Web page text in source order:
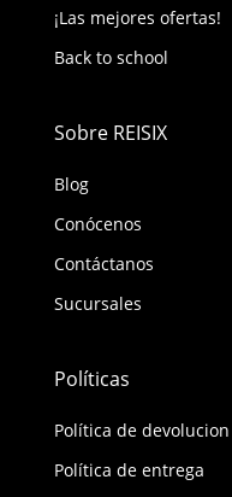
¡Las mejores ofertas!
Back to school
Sobre REISIX
Blog
Conócenos
Contáctanos
Sucursales
Políticas
Política de devolucion
Política de entrega